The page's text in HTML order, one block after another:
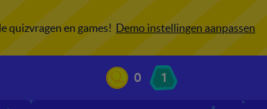
quizvragen en games! Demo instellingen aanpassen
0 1